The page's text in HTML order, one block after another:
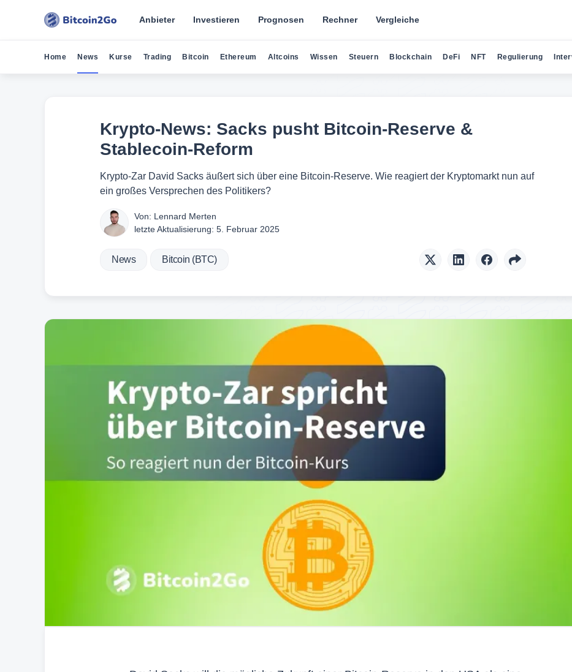
Anbieter Investieren Prognosen Rechner Vergleiche
Home News Kurse Trading Bitcoin Ethereum Altcoins Wissen Steuern Blockchain DeFi NFT Regulierung
Krypto-News: Sacks pusht Bitcoin-Reserve &
Stablecoin-Reform
Krypto-Zar David Sacks äußert sich über eine Bitcoin-Reserve. Wie reagiert der Kryptomarkt nun auf
ein großes Versprechen des Politikers?
Von: Lennard Merten
letzte Aktualisierung: 5. Februar 2025
News Bitcoin (BTC)